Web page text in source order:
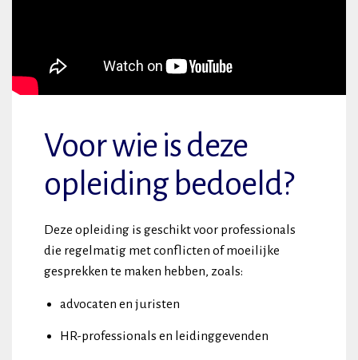
Voor wie is deze
opleiding bedoeld?
Deze opleiding is geschikt voor professionals
die regelmatig met conflicten of moeilijke
gesprekken te maken hebben, zoals:
advocaten en juristen
HR-professionals en leidinggevenden